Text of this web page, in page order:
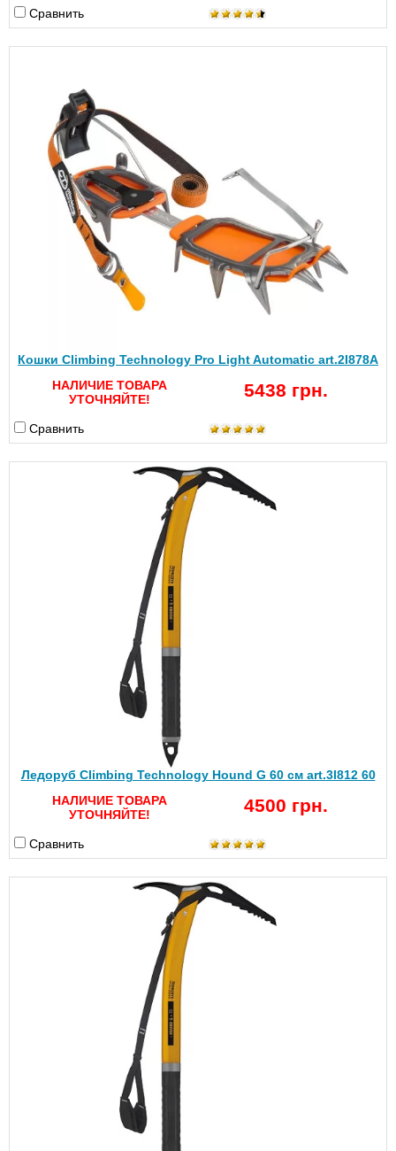
Сравнить
Кошки Climbing Technology Pro Light Automatic art.2I878A
НАЛИЧИЕ ТОВАРА
УТОЧНЯЙТЕ!
5438 грн.
Сравнить
Ледоруб Climbing Technology Hound G 60 см art.3I812 60
НАЛИЧИЕ ТОВАРА
УТОЧНЯЙТЕ!
4500 грн.
Сравнить